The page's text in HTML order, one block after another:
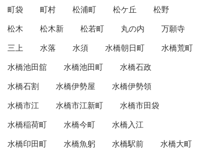
町袋
町村 松浦町 松ケ丘
松野
松木
松木新 松若町 丸の内
万願寺
三上
水落 水須 水橋朝日町
水橋荒町
水橋池田舘
水橋池田町
水橋石政
水橋石割
水橋伊勢屋
水橋伊勢領
水橋市江
水橋市江新町
水橋市田袋
水橋稲荷町
水橋今町
水橋入江
水橋印田町
水橋魚躬 水橋駅前
水橋大町